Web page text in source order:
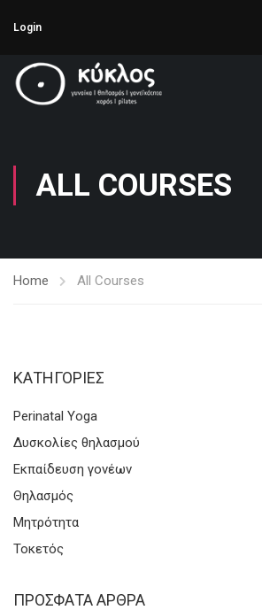
Login
ALL COURSES
Home All Courses
KΑΤΗΓΟΡΊΕΣ
Perinatal Yoga
Δυσκολίες θηλασμού
Εκπαίδευση γονέων
Θηλασμός
Μητρότητα
Τοκετός
ΠΡΌΣΦΑΤΑ ΆΡΘΡΑ